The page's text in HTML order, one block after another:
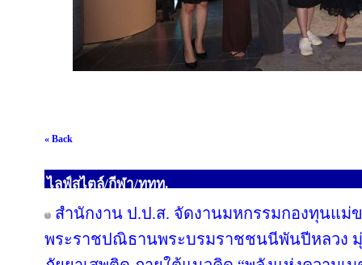
« Back
ไลฟ์สไตล์/กีฬา/ททท.
สำนักงาน ป.ป.ส. จัดงานมหกรรมกองทุนแม่
พระราชปณิธานพระบรมราชชนนีพันปีหลวง